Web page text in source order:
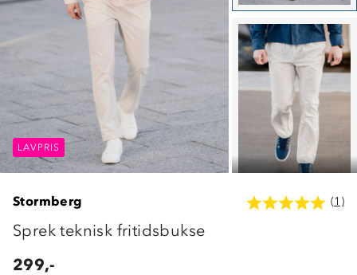
LAVPRIS LAVPRIS
LAVPRIS
Stormberg (1)
Sprek teknisk fritidsbukse
299,-